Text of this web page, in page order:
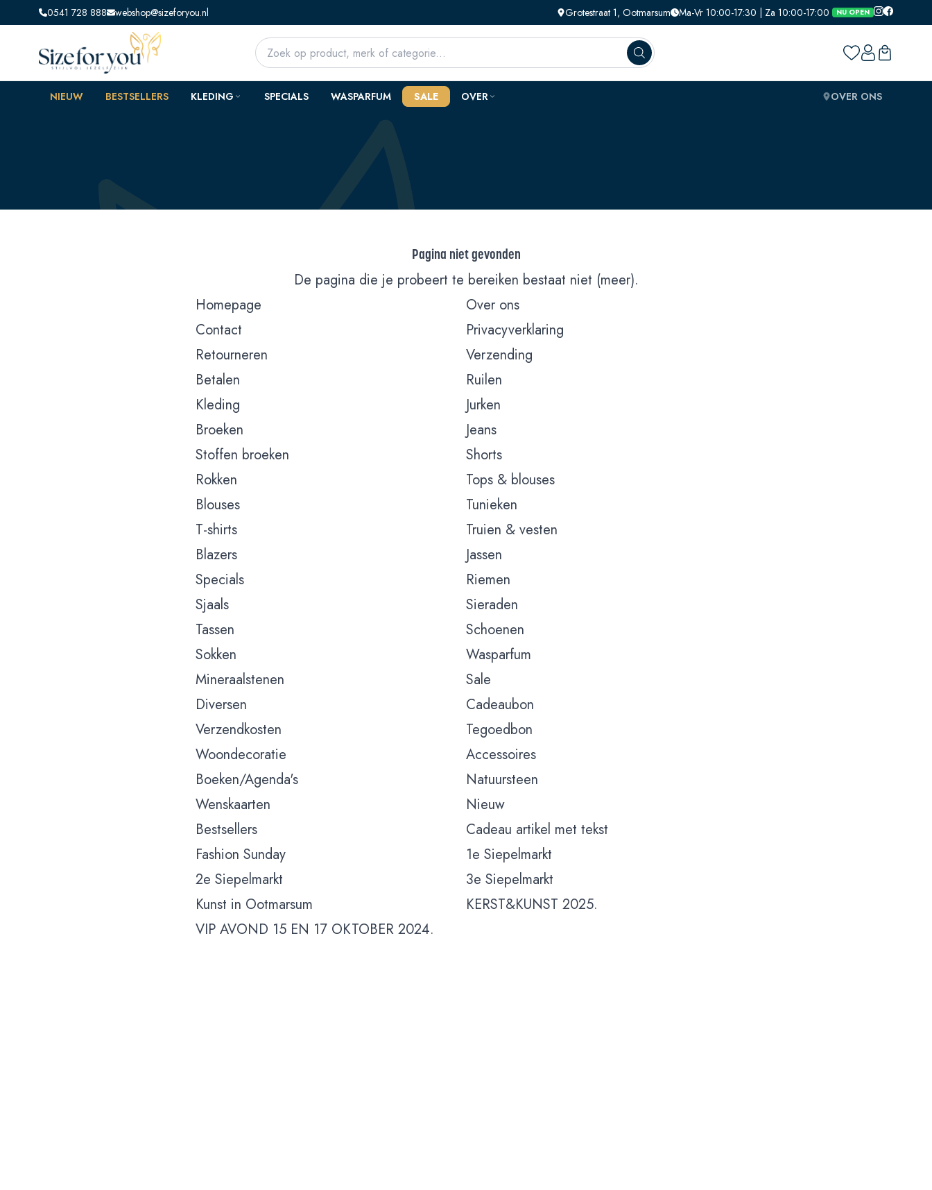
0541 728 888 webshop@sizeforyou.nl Grotestraat 1, Ootmarsum Ma-Vr 10:00-17:30 | Za 10:00-17:00 NU OPEN
NIEUW BESTSELLERS KLEDING SPECIALS WASPARFUM SALE OVER OVER ONS
Pagina niet gevonden
De pagina die je probeert te bereiken bestaat niet (meer).
Homepage
Over ons
Contact
Privacyverklaring
Retourneren
Verzending
Betalen
Ruilen
Kleding
Jurken
Broeken
Jeans
Stoffen broeken
Shorts
Rokken
Tops & blouses
Blouses
Tunieken
T-shirts
Truien & vesten
Blazers
Jassen
Specials
Riemen
Sjaals
Sieraden
Tassen
Schoenen
Sokken
Wasparfum
Mineraalstenen
Sale
Diversen
Cadeaubon
Verzendkosten
Tegoedbon
Woondecoratie
Accessoires
Boeken/Agenda's
Natuursteen
Wenskaarten
Nieuw
Bestsellers
Cadeau artikel met tekst
Fashion Sunday
1e Siepelmarkt
2e Siepelmarkt
3e Siepelmarkt
Kunst in Ootmarsum
KERST&KUNST 2025.
VIP AVOND 15 EN 17 OKTOBER 2024.